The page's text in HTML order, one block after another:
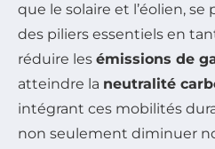
que le solaire et l’éolien,
des piliers essentiels en
réduire les émissions de
atteindre la neutralité
intégrant ces mobilités
non seulement diminuer